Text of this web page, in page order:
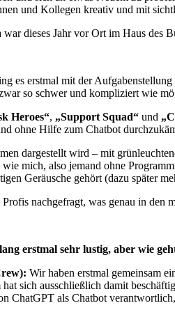
und Kollegen kreativ und mit
dieses Jahr vor Ort im Haus des
es erstmal mit der Aufgabenstellung
so schwer und kompliziert wie
Heroes“, „Support Squad“ und
ohne Hilfe zum Chatbot
dargestellt wird – mit
mich, also jemand ohne
Geräusche gehört (dazu später
nachgefragt, was genau in den
erstmal sehr lustig, aber wie
Wir haben erstmal gemeinsam
sich ausschließlich damit
ChatGPT als Chatbot